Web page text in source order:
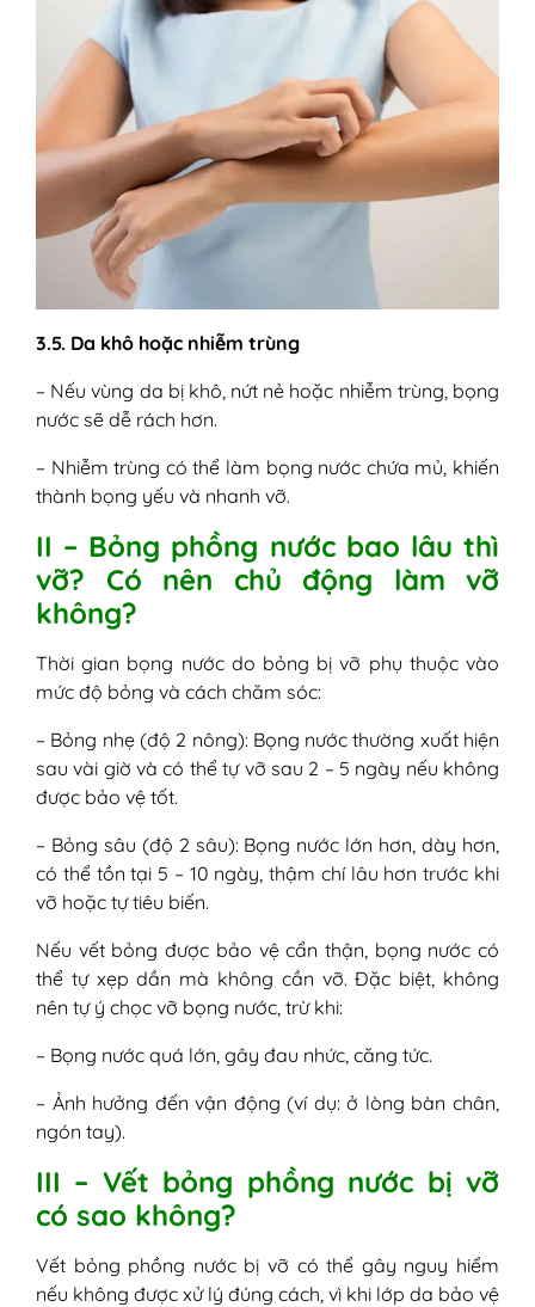
3.5. Da khô hoặc nhiễm trùng
– Nếu vùng da bị khô, nứt nẻ hoặc nhiễm trùng, bọng
nước sẽ dễ rách hơn.
– Nhiễm trùng có thể làm bọng nước chứa mủ, khiến
thành bọng yếu và nhanh vỡ.
II – Bỏng phồng nước bao lâu thì
vỡ? Có nên chủ động làm vỡ
không?
Thời gian bọng nước do bỏng bị vỡ phụ thuộc vào
mức độ bỏng và cách chăm sóc:
– Bỏng nhẹ (độ 2 nông): Bọng nước thường xuất hiện
sau vài giờ và có thể tự vỡ sau 2 – 5 ngày nếu không
được bảo vệ tốt.
– Bỏng sâu (độ 2 sâu): Bọng nước lớn hơn, dày hơn,
có thể tồn tại 5 – 10 ngày, thậm chí lâu hơn trước khi
vỡ hoặc tự tiêu biến.
Nếu vết bỏng được bảo vệ cẩn thận, bọng nước có
thể tự xẹp dần mà không cần vỡ. Đặc biệt, không
nên tự ý chọc vỡ bọng nước, trừ khi:
– Bọng nước quá lớn, gây đau nhức, căng tức.
– Ảnh hưởng đến vận động (ví dụ: ở lòng bàn chân,
ngón tay).
III – Vết bỏng phồng nước bị vỡ
có sao không?
Vết bỏng phồng nước bị vỡ có thể gây nguy hiểm
nếu không được xử lý đúng cách, vì khi lớp da bảo vệ